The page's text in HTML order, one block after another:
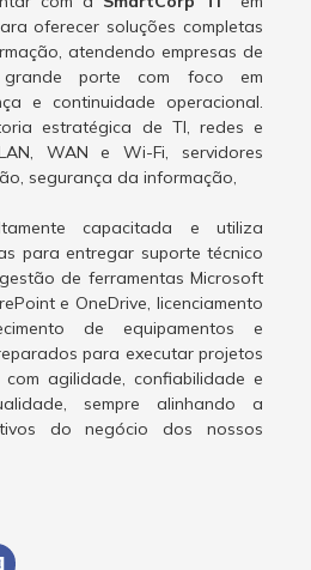
oferecer soluções completas
atendendo empresas de
porte com foco em
e continuidade operacional.
estratégica de TI, redes e
WAN e Wi-Fi, servidores
segurança da informação,
capacitada e utiliza
para entregar suporte técnico
de ferramentas Microsoft
e OneDrive, licenciamento
de equipamentos e
para executar projetos
agilidade, confiabilidade e
sempre alinhando a
do negócio dos nossos